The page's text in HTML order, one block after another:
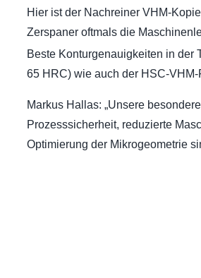
Hier ist der Nachreiner VHM-
Zerspaner oftmals die
Beste Konturgenauigkeiten in der
65 HRC) wie auch der HSC-
Markus Hallas: „Unsere
Prozesssicherheit, reduzierte
Optimierung der Mikrogeometrie